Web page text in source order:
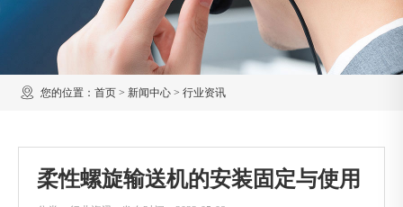
您的位置： 首页 > 新闻中心 > 行业资讯
柔性螺旋输送机的安装固定与使用